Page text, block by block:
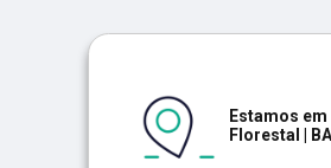
Estamos
Florestal | BA